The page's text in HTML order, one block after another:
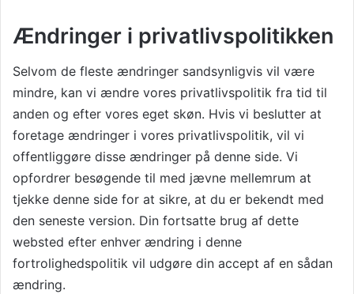
Ændringer i privatlivspolitikken
Selvom de fleste ændringer sandsynligvis vil være
mindre, kan vi ændre vores privatlivspolitik fra tid til
anden og efter vores eget skøn. Hvis vi beslutter at
foretage ændringer i vores privatlivspolitik, vil vi
offentliggøre disse ændringer på denne side. Vi
opfordrer besøgende til med jævne mellemrum at
tjekke denne side for at sikre, at du er bekendt med
den seneste version. Din fortsatte brug af dette
websted efter enhver ændring i denne
fortrolighedspolitik vil udgøre din accept af en sådan
ændring.